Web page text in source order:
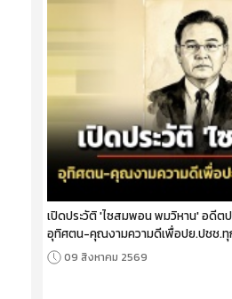
เปิดประวัติ 'ไซสมพอน พมวิหาน' อดีต
อุทิศตน-คุณงามความดีเพื่อปย.ปชช.ทุ
09 สิงหาคม 2569